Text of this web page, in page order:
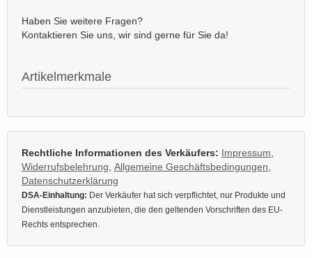
Haben Sie weitere Fragen?
Kontaktieren Sie uns, wir sind gerne für Sie da!
Artikelmerkmale
Rechtliche Informationen des Verkäufers: Impressum,
Widerrufsbelehrung, Allgemeine Geschäftsbedingungen,
Datenschutzerklärung
DSA-Einhaltung: Der Verkäufer hat sich verpflichtet, nur Produkte und
Dienstleistungen anzubieten, die den geltenden Vorschriften des EU-
Rechts entsprechen.